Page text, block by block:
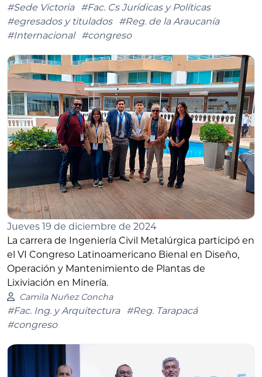
#Sede Victoria
#Fac. Cs Jurídicas y Políticas
#egresados y titulados
#Reg. de la Araucanía
#Internacional
#congreso
Jueves 19 de diciembre de 2024
La carrera de Ingeniería Civil Metalúrgica participó en
el VI Congreso Latinoamericano Bienal en Diseño,
Operación y Mantenimiento de Plantas de
Lixiviación en Minería.
Camila Nuñez Concha
#Fac. Ing. y Arquitectura
#Reg. Tarapacá
#congreso